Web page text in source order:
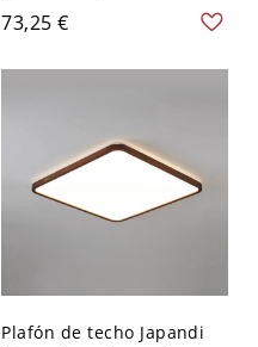
brillo lateral sin
120 V Cuadro Blanco
73,25 €
Plafón de techo Japandi